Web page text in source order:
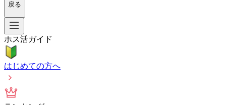
戻る
ホス活ガイド
はじめての方へ